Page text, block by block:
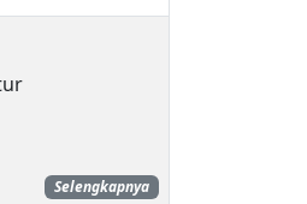
Selengkapnya